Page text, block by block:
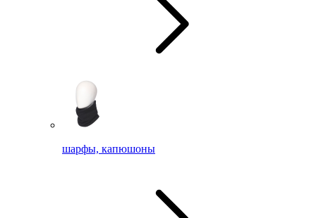
шарфы, капюшоны